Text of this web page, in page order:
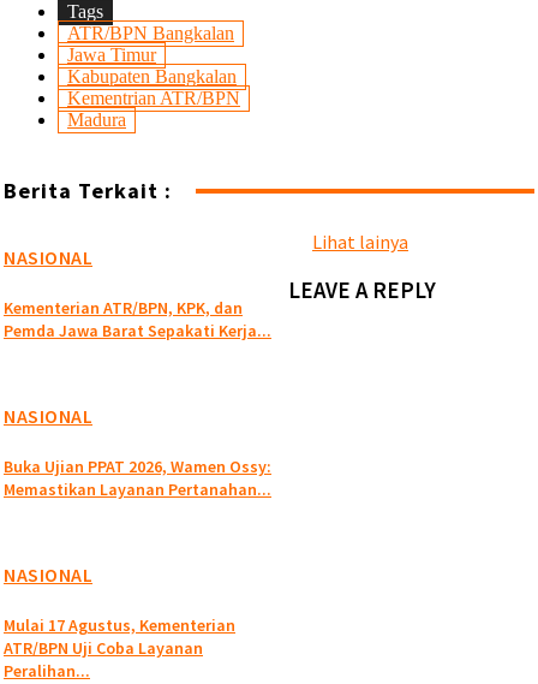
Tags
ATR/BPN Bangkalan
Jawa Timur
Kabupaten Bangkalan
Kementrian ATR/BPN
Madura
Berita Terkait :
NASIONAL
Kementerian ATR/BPN, KPK, dan
Pemda Jawa Barat Sepakati Kerja...
NASIONAL
Buka Ujian PPAT 2026, Wamen Ossy:
Memastikan Layanan Pertanahan...
NASIONAL
Mulai 17 Agustus, Kementerian
ATR/BPN Uji Coba Layanan
Peralihan...
Lihat lainya
LEAVE A REPLY